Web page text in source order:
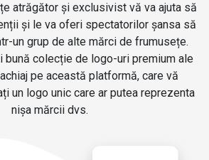
atrăgător și exclusivist vă va ajuta să
și le va oferi spectatorilor șansa să
un grup de alte mărci de frumusețe.
bună colecție de logo-uri premium ale
pe această platformă, care vă
un logo unic care ar putea reprezenta
nișa mărcii dvs.